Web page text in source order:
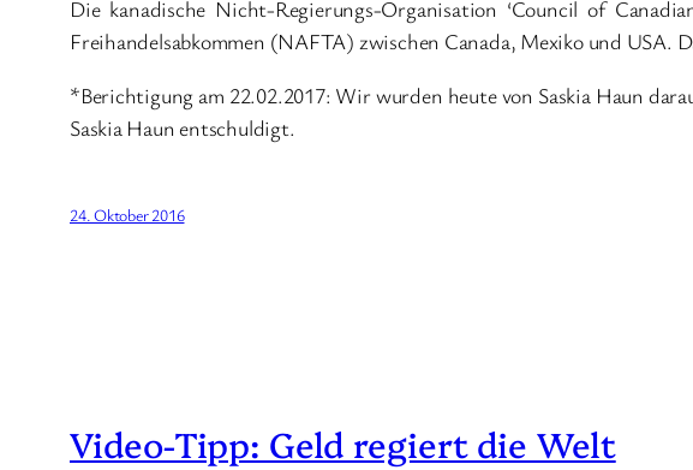
Die kanadische Nicht-Regierungs-Organisation ‘Council of
Freihandelsabkommen (NAFTA) zwischen Canada, Mexiko und USA.
*Berichtigung am 22.02.2017: Wir wurden heute von Saskia Haun
Saskia Haun entschuldigt.
24. Oktober 2016
Video-Tipp: Geld regiert die Welt